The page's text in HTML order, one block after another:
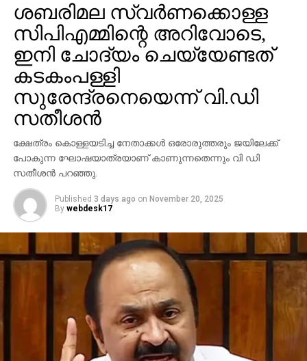
ശബരിമല സ്വര്‍ണക്കൊള്ള
സിപിഎമ്മിന്റെ അറിവോടെ,
ഇനി ചോദ്യം ചെയ്യേണ്ടത്
കടകംപള്ളി
സുരേന്ദ്രനെയെന്ന് വി.ഡി
സതീശന്‍
ക്ഷേത്രം കൊള്ളയടിച്ച നേതാക്കള്‍ ഒരോരുത്തരും ജയിലേക്ക്
പോകുന്ന ഘോഷയാത്രയാണ് കാണുന്നതെന്നും വി ഡി
സതീശന്‍ പറഞ്ഞു.
Published 3 days ago on November 20, 2025
By webdesk17